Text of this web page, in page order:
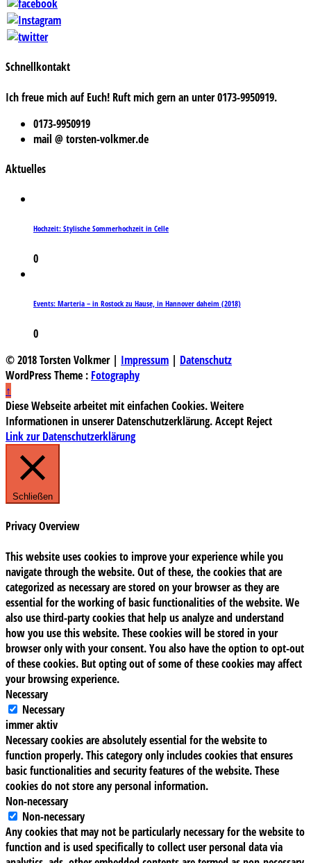
Schnellkontakt
Ich freue mich auf Euch! Ruft mich gern an unter 0173-9950919.
0173-9950919
mail @ torsten-volkmer.de
Aktuelles
Hochzeit: Stylische Sommerhochzeit in Celle
0
Events: Marteria – in Rostock zu Hause, in Hannover daheim (2018)
0
© 2018 Torsten Volkmer | Impressum | Datenschutz
WordPress Theme : Fotography
↑
Diese Webseite arbeitet mit einfachen Cookies. Weitere
Informationen in unserer Datenschutzerklärung.Accept Reject
Link zur Datenschutzerklärung
Schließen
Privacy Overview
This website uses cookies to improve your experience while you
navigate through the website. Out of these, the cookies that are
categorized as necessary are stored on your browser as they are
essential for the working of basic functionalities of the website. We
also use third-party cookies that help us analyze and understand
how you use this website. These cookies will be stored in your
browser only with your consent. You also have the option to opt-out
of these cookies. But opting out of some of these cookies may affect
your browsing experience.
Necessary
Necessary
immer aktiv
Necessary cookies are absolutely essential for the website to
function properly. This category only includes cookies that ensures
basic functionalities and security features of the website. These
cookies do not store any personal information.
Non-necessary
Non-necessary
Any cookies that may not be particularly necessary for the website to
function and is used specifically to collect user personal data via